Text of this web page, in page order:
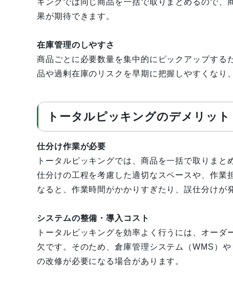
キングでは同じ商品を一括で取りまとめるので
果が期待できます。
在庫管理のしやすさ
商品ごとに必要数量を集中的にピックアップする
品や過剰在庫のリスクを早期に把握しやすくなり
トータルピッキングのデメリット
仕分け作業が必要
トータルピッキングでは、商品を一括で取りまと
仕分けの工程を考慮した適切なスペースや、作業
なると、作業時間がかかりすぎたり、誤仕分けが
システムの整備・導入コスト
トータルピッキングを効率よく行うには、オー
欠です。そのため、倉庫管理システム（WMS）
の改修が必要になる場合があります。